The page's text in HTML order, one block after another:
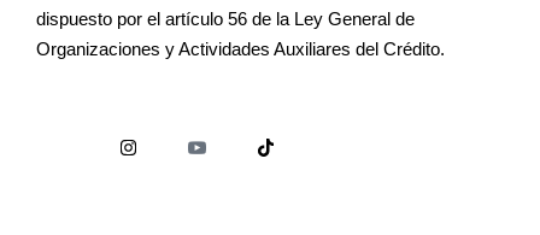
dispuesto por el artículo 56 de la Ley General de
Organizaciones y Actividades Auxiliares del Crédito.